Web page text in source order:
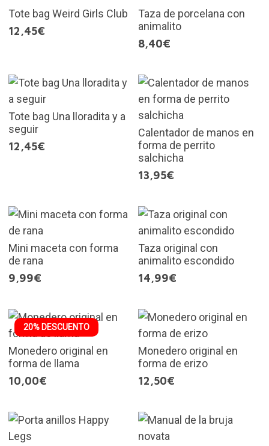
Tote bag Weird Girls Club
12,45€
Taza de porcelana con
animalito
8,40€
Tote bag Una lloradita y a
seguir
12,45€
Calentador de manos en
forma de perrito
salchicha
13,95€
Mini maceta con forma
de rana
9,99€
Taza original con
animalito escondido
14,99€
20% DESCUENTO
Monedero original en
forma de llama
10,00€
Monedero original en
forma de erizo
12,50€